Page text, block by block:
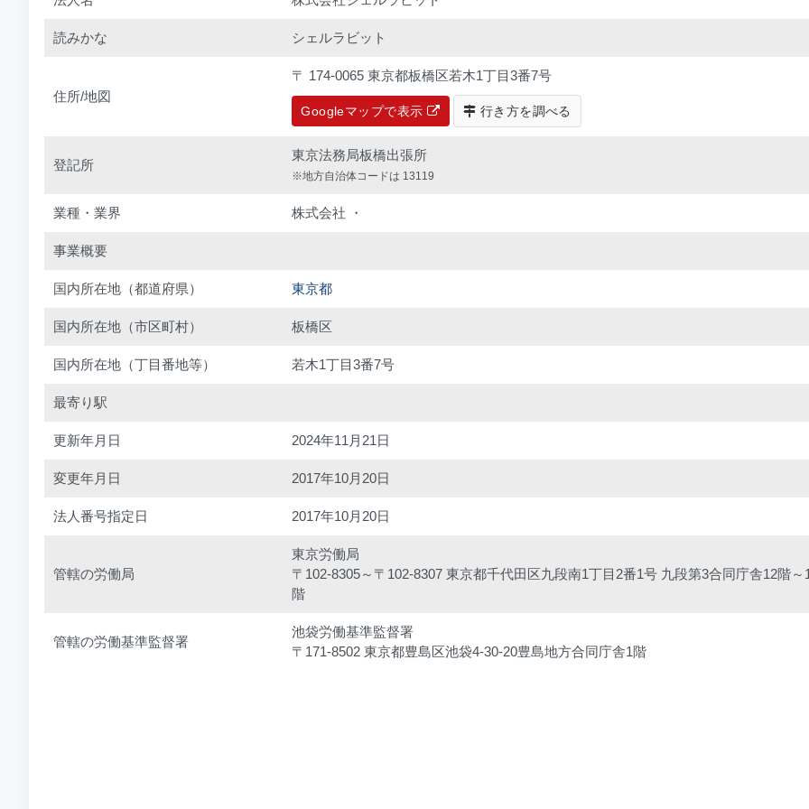
読みかな シェルラビット
住所/地図
〒 174-0065 東京都板橋区若木1丁目3番7号
Googleマップで表示 行き方を調べる
登記所
東京法務局板橋出張所
※地方自治体コードは 13119
業種・業界 株式会社 ・
事業概要
国内所在地（都道府県） 東京都
国内所在地（市区町村） 板橋区
国内所在地（丁目番地等） 若木1丁目3番7号
最寄り駅
更新年月日 2024年11月21日
変更年月日 2017年10月20日
法人番号指定日 2017年10月20日
管轄の労働局
東京労働局
〒102-8305～〒102-8307 東京都千代田区九段南1丁目2番1号 九段第3合同庁舎12階～
階
管轄の労働基準監督署
池袋労働基準監督署
〒171-8502 東京都豊島区池袋4-30-20豊島地方合同庁舎1階